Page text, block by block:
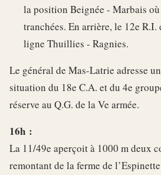
la position Beignée - Marbais
tranchées. En arrière, le 12e
ligne Thuillies - Ragnies.
Le général de Mas-Latrie adresse
situation du 18e C.A. et du 4e
réserve au Q.G. de la Ve armée.
16h :
La 11/49e aperçoit à 1000 m deux
remontant de la ferme de